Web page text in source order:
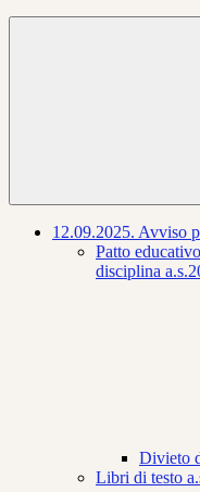
12.09.2025. Avviso
Patto
disciplina
Divieto
Libri di testo